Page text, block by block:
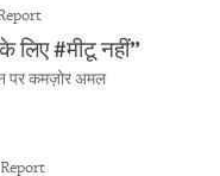
लिए #मीटू नहीं”
पर कमज़ोर अमल
Report